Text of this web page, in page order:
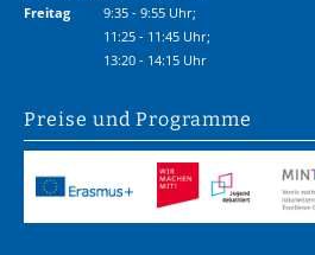
Freitag
9:35 - 9:55 Uhr;
11:25 - 11:45 Uhr;
13:20 - 14:15 Uhr
Preise und Programme